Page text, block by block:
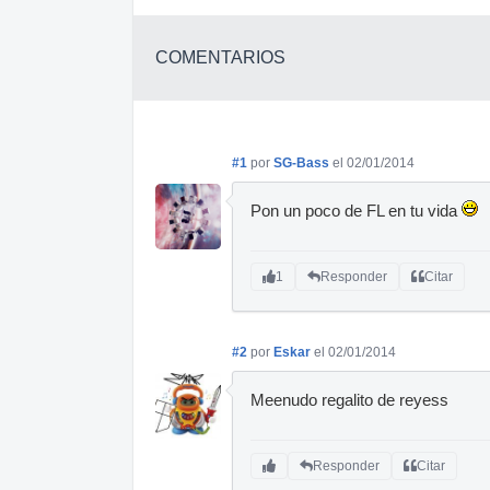
COMENTARIOS
#1 por SG-Bass el 02/01/2014
Pon un poco de FL en tu vida
1 Responder Citar
#2 por Eskar el 02/01/2014
Meenudo regalito de reyess
Responder Citar